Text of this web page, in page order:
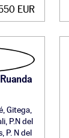
EUR
Gitega,
P.N del
P. N del